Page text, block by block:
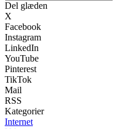
Del glæden
X
Facebook
Instagram
LinkedIn
YouTube
Pinterest
TikTok
Mail
RSS
Kategorier
Internet